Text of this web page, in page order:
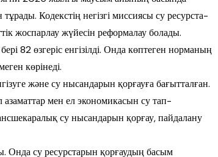
Кодекстің негізгі миссиясы су ресурс­та­
жоспарлау жүйесін ре­формалау болады.
82 өзгеріс енгізілді. Онда көптеген нор­ма­ның
көрінеді.
және су ны­сан­дарын қорғауға бағытталған.
азаматтар мен ел экономикасын су тап­
су ны­сандарын қорғау, пайдалану
Онда су ресурстарын қорғаудың басым